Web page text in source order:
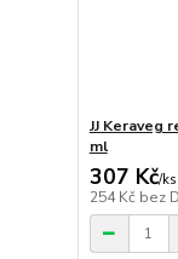
JJ Keraveg
ml
307 Kč/ks
254 Kč bez